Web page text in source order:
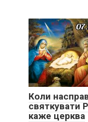
Коли
святкувати
каже церква